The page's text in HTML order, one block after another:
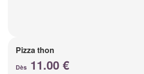
Pizza thon
Dès 11.00 €